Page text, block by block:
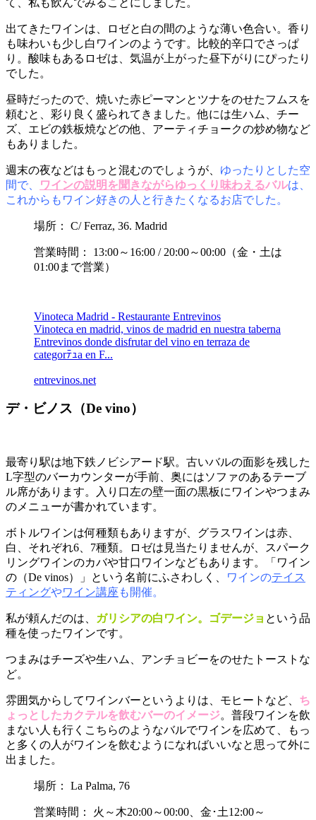
出てきたワインは、ロゼと白の間のような薄い色合い。香り
も味わいも少し白ワインのようです。比較的辛口でさっぱ
り。酸味もあるロゼは、気温が上がった昼下がりにぴったり
でした。
昼時だったので、焼いた赤ピーマンとツナをのせたフムスを
頼むと、彩り良く盛られてきました。他には生ハム、チー
ズ、エビの鉄板焼などの他、アーティチョークの炒め物など
もありました。
週末の夜などはもっと混むのでしょうが、 ゆったりとした空
間で、
ワインの説明を聞きながらゆっくり味わえるバルは、
これからもワイン好きの人と行きたくなるお店でした。
場所： C/ Ferraz, 36. Madrid
営業時間： 13:00～16:00 / 20:00～00:00（金・土は
01:00まで営業）
Vinoteca Madrid - Restaurante Entrevinos
Vinoteca en madrid, vinos de madrid en nuestra taberna
Entrevinos donde disfrutar del vino en terraza de
categorﾃｭa en F...
entrevinos.net
デ・ビノス（De vino）
最寄り駅は地下鉄ノビシアード駅。古いバルの面影を残した
L字型のバーカウンターが手前、奥にはソファのあるテーブ
ル席があります。入り口左の壁一面の黒板にワインやつまみ
のメニューが書かれています。
ボトルワインは何種類もありますが、グラスワインは赤、
白、それぞれ6、7種類。ロゼは見当たりませんが、スパーク
リングワインのカバや甘口ワインなどもあります。「ワイン
の（De vinos）」という名前にふさわしく、
ワインのテイス
ティングやワイン講座 も開催。
私が頼んだのは、 ガリシアの白ワイン。ゴデージョ という品
種を使ったワインです。
つまみはチーズや生ハム、アンチョビーをのせたトーストな
ど。
雰囲気からしてワインバーというよりは、モヒートなど、 ち
ょっとしたカクテルを飲むバーのイメージ。普段ワインを飲
まない人も行くこちらのようなバルでワインを広めて、もっ
と多くの人がワインを飲むようになればいいなと思って外に
出ました。
場所： La Palma, 76
営業時間： 火～木20:00～00:00、金･土12:00～